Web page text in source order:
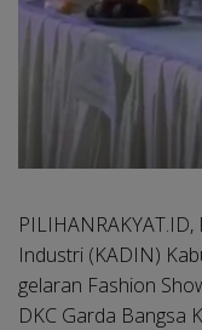
Industri (KADIN)
gelaran Fashion
DKC Garda Bangsa